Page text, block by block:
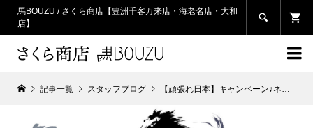
馬BOUZU / さくら商店【豊洲千客万来店・海老名店・大和
店】


記事一覧 スタッフブログ 【頑張れ日本】キャンペーン♪ネギトロユッケ1個プレゼントします!!